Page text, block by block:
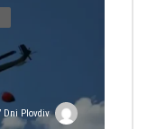
Dni Plovdiv